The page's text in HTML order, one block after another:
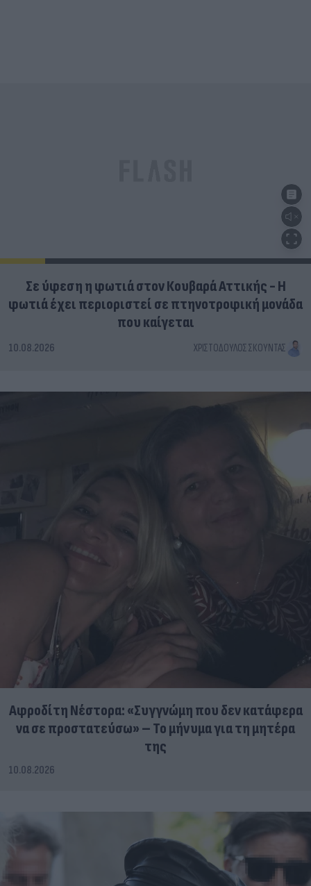
Σε ύφεση η φωτιά στον Κουβαρά Αττικής - Η
φωτιά έχει περιοριστεί σε πτηνοτροφική μονάδα
που καίγεται
10.08.2026 ΧΡΙΣΤΌΔΟΥΛΟΣ ΣΚΟΎΝΤΑΣ
Αφροδίτη Νέστορα: «Συγγνώμη που δεν κατάφερα
να σε προστατεύσω» – Το μήνυμα για τη μητέρα
της
10.08.2026